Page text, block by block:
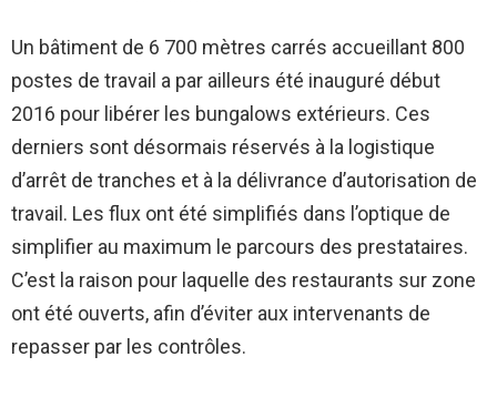
Un bâtiment de 6 700 mètres carrés accueillant 800
postes de travail a par ailleurs été inauguré début
2016 pour libérer les bungalows extérieurs. Ces
derniers sont désormais réservés à la logistique
d’arrêt de tranches et à la délivrance d’autorisation de
travail. Les flux ont été simplifiés dans l’optique de
simplifier au maximum le parcours des prestataires.
C’est la raison pour laquelle des restaurants sur zone
ont été ouverts, afin d’éviter aux intervenants de
repasser par les contrôles.